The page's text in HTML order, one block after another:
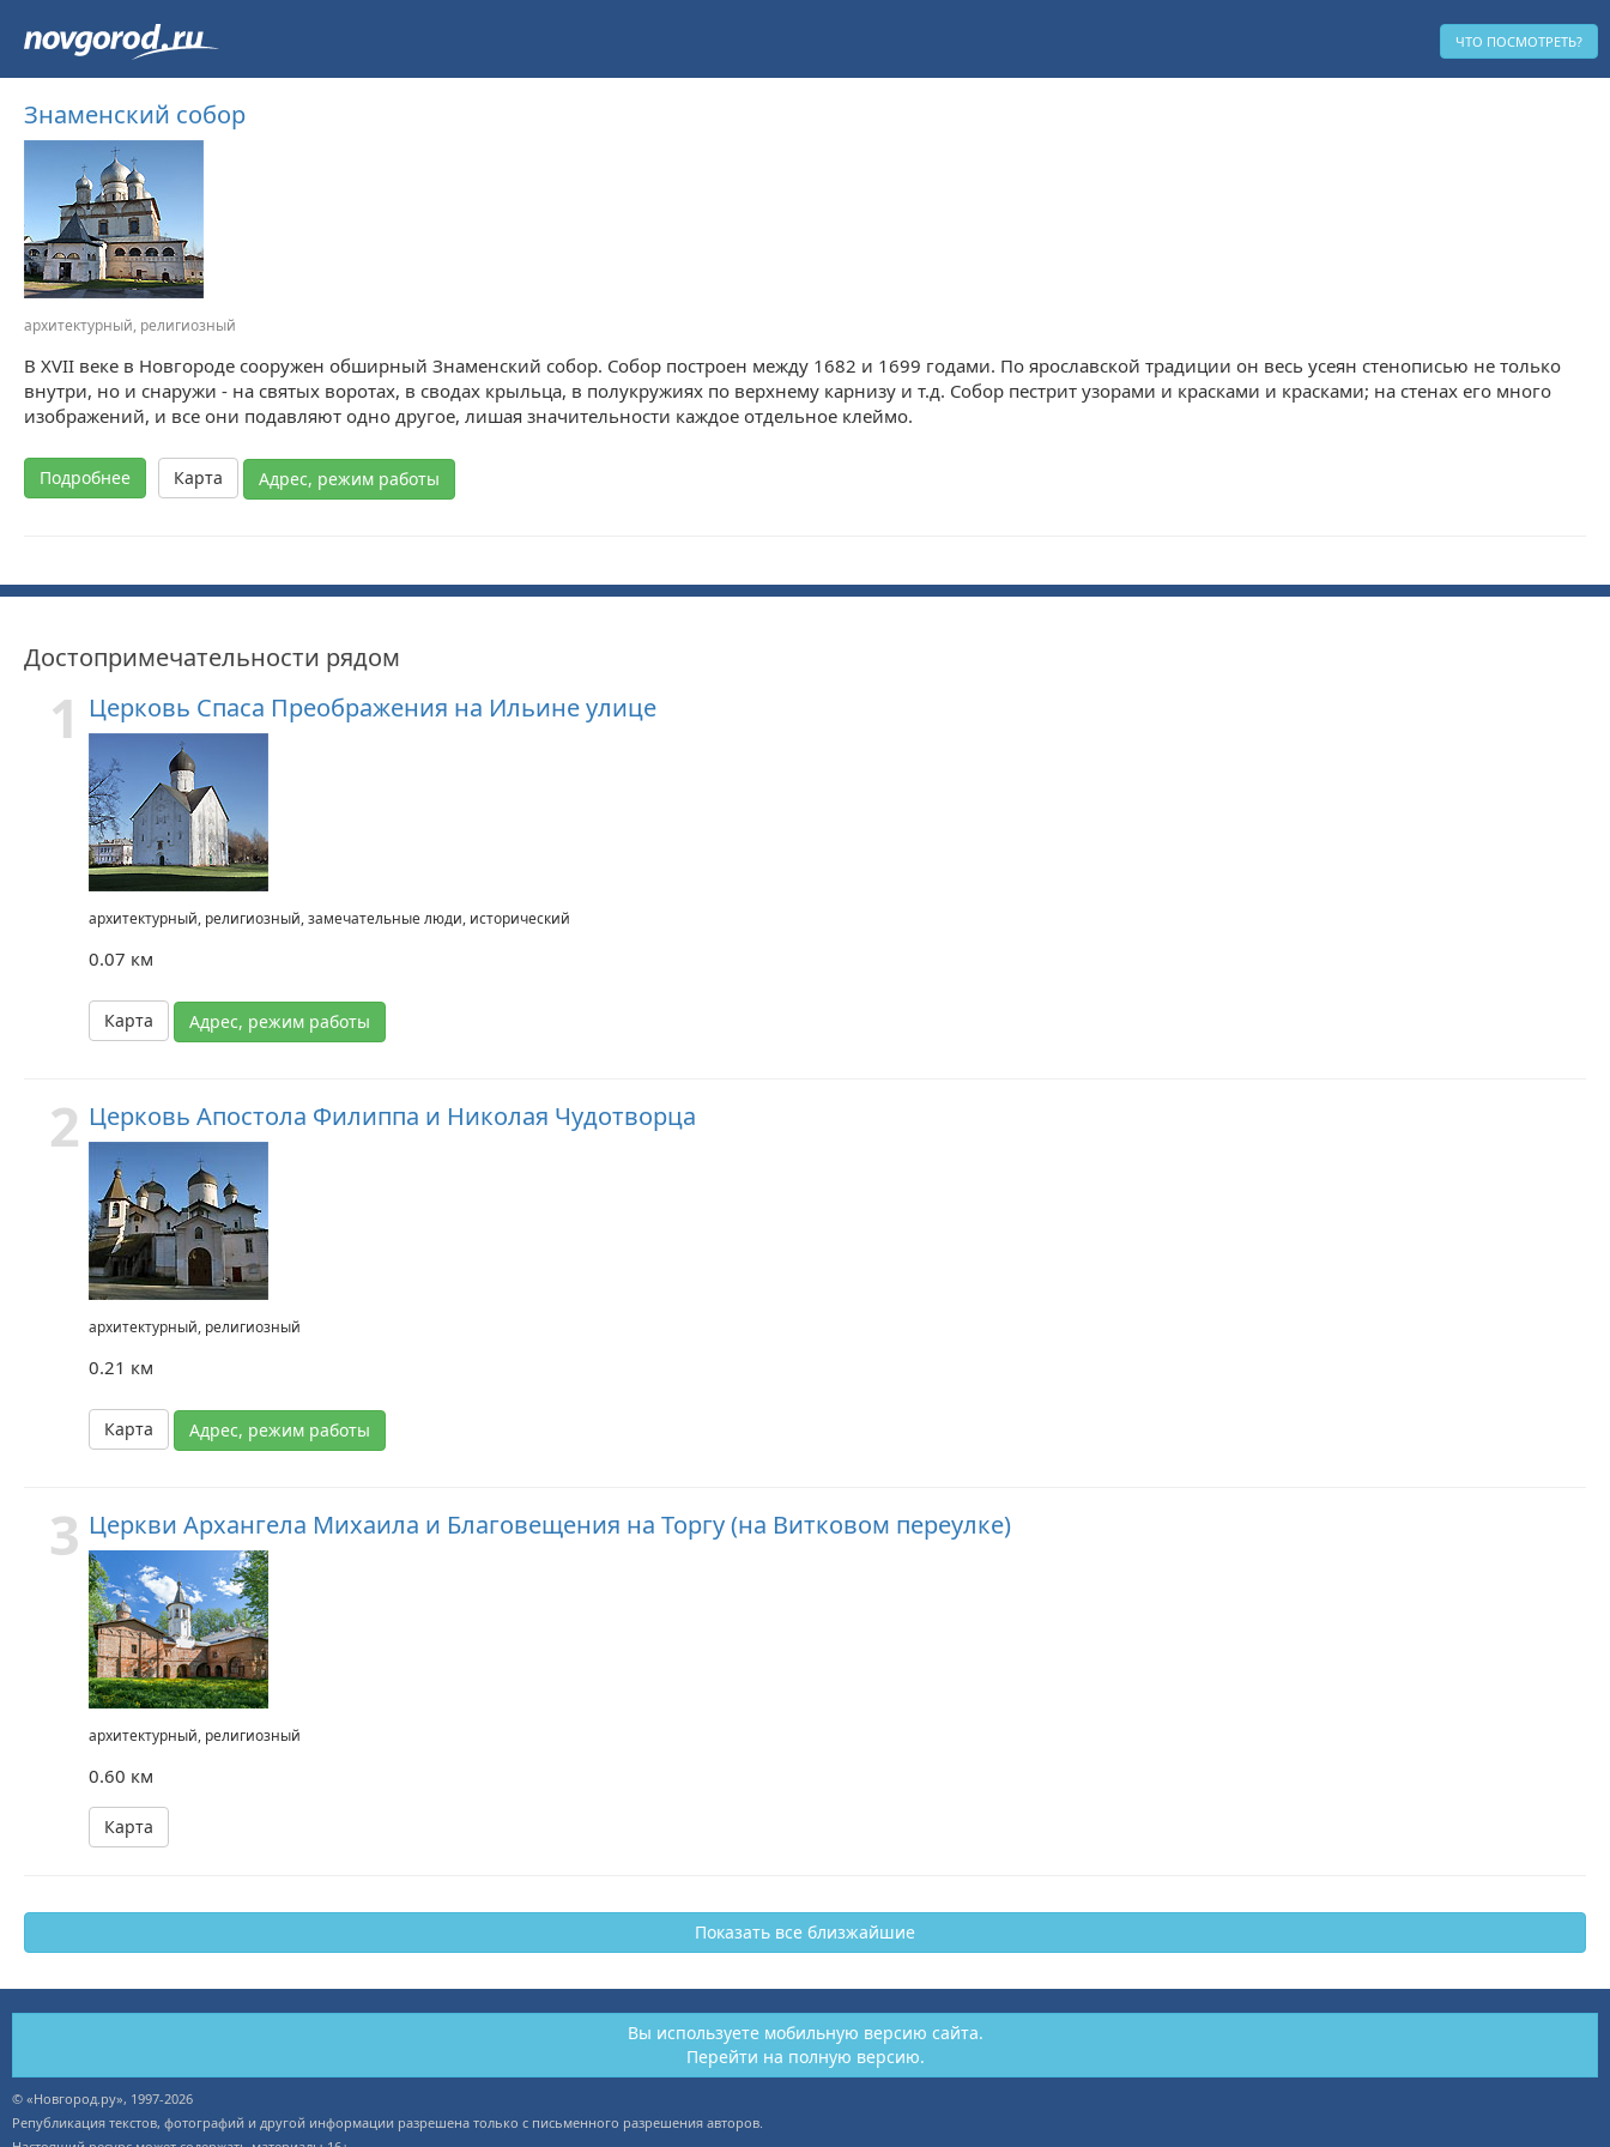
ЧТО ПОСМОТРЕТЬ?
Знаменский собор
архитектурный, религиозный
В XVII веке в Новгороде сооружен обширный Знаменский собор. Cобор построен между 1682 и 1699 годами. По ярославской традиции он весь усеян стенописью не только
внутри, но и снаружи - на святых воротах, в сводах крыльца, в полукружиях по верхнему карнизу и т.д. Собор пестрит узорами и красками и красками; на стенах его много
изображений, и все они подавляют одно другое, лишая значительности каждое отдельное клеймо.
Подробнее Карта Адрес, режим работы
Достопримечательности рядом
1 Церковь Спаса Преображения на Ильине улице
архитектурный, религиозный, замечательные люди, исторический
0.07 км
Карта Адрес, режим работы
2 Церковь Апостола Филиппа и Николая Чудотворца
архитектурный, религиозный
0.21 км
Карта Адрес, режим работы
3 Церкви Архангела Михаила и Благовещения на Торгу (на Витковом переулке)
архитектурный, религиозный
0.60 км
Карта
Показать все близжайшие
Вы используете мобильную версию сайта.
Перейти на полную версию.
© «Новгород.ру», 1997-2026
Републикация текстов, фотографий и другой информации разрешена только с письменного разрешения авторов.